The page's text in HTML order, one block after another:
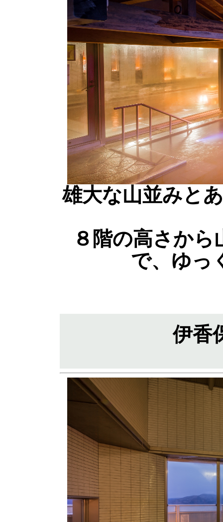
雄大な山並みと
８階の高さか
で、ゆっ
伊香